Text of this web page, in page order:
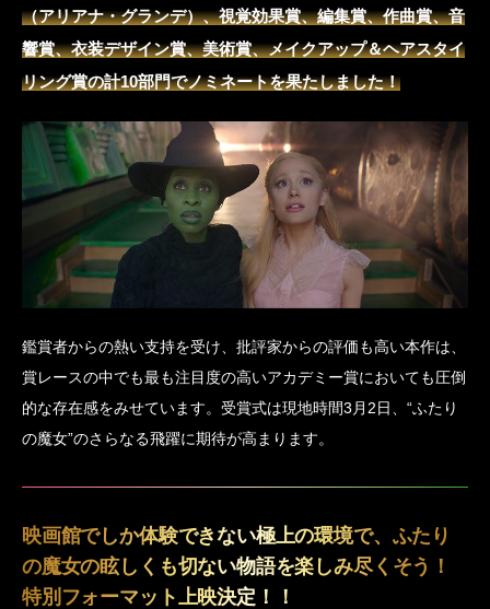
（アリアナ・グランデ）、視覚効果賞、編集賞、作曲賞、音
響賞、衣装デザイン賞、美術賞、メイクアップ＆ヘアスタイ
リング賞の計10部門でノミネートを果たしました！
鑑賞者からの熱い支持を受け、批評家からの評価も高い本作は、
賞レースの中でも最も注目度の高いアカデミー賞においても圧倒
的な存在感をみせています。受賞式は現地時間3月2日、“ふたり
の魔女”のさらなる飛躍に期待が高まります。
映画館でしか体験できない極上の環境で、ふたり
の魔女の眩しくも切ない物語を楽しみ尽くそう！
特別フォーマット上映決定！！